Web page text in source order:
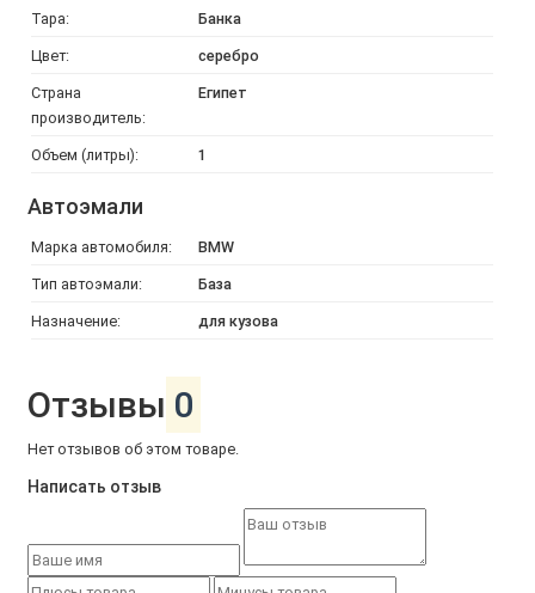
Тара: Банка
Цвет: серебро
Страна
производитель:
Египет
Объем (литры): 1
Автоэмали
Марка автомобиля: BMW
Тип автоэмали: База
Назначение: для кузова
Отзывы 0
Нет отзывов об этом товаре.
Написать отзыв